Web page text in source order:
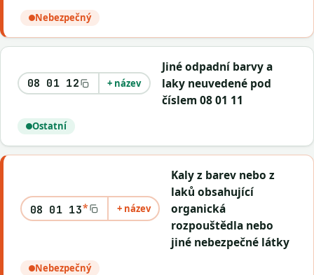
Nebezpečný
08 01 12 + název
Jiné odpadní barvy a
laky neuvedené pod
číslem 08 01 11
Ostatní
08 01 13* + název
Kaly z barev nebo z
laků obsahující
organická
rozpouštědla nebo
jiné nebezpečné látky
Nebezpečný